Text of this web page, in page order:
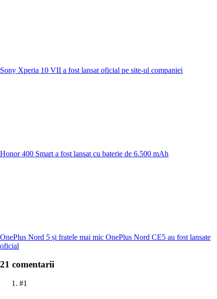
Sony Xperia 10 VII a fost lansat oficial pe site-ul companiei
Honor 400 Smart a fost lansat cu baterie de 6.500 mAh
OnePlus Nord 5 și fratele mai mic OnePlus Nord CE5 au fost lansate
oficial
21 comentarii
#1